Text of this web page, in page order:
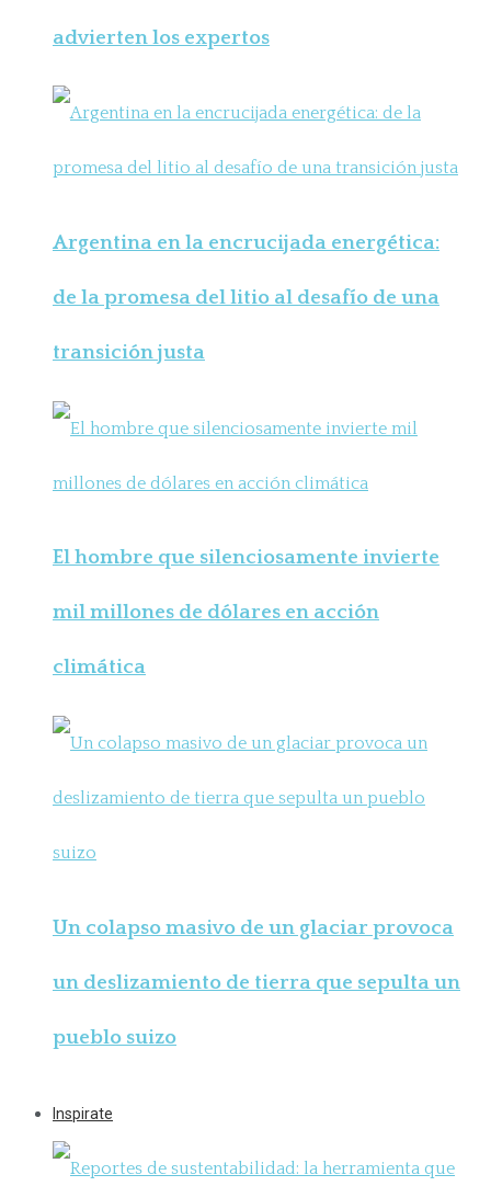
advierten los expertos
Argentina en la encrucijada energética:
de la promesa del litio al desafío de una
transición justa
El hombre que silenciosamente invierte
mil millones de dólares en acción
climática
Un colapso masivo de un glaciar provoca
un deslizamiento de tierra que sepulta un
pueblo suizo
Inspirate